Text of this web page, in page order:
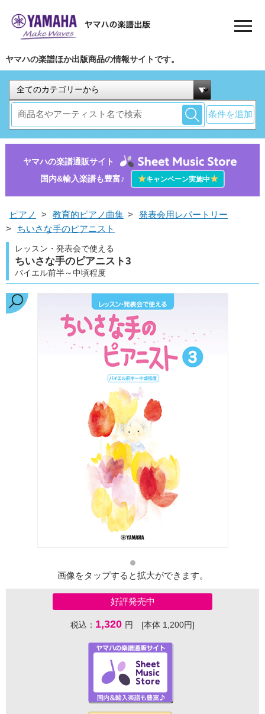
ヤマハの楽譜ほか出版商品の情報サイトです。
条件を追加
ヤマハの楽譜通販サイト
国内&輸入楽譜も豊富♪
★キャンペーン実施中★
ピアノ > 教育的ピアノ曲集 >
発表会用レパートリー
>
ちいさな手のピアニスト
レッスン・発表会で使える
ちいさな手のピアニスト3
バイエル前半～中頃程度
画像をタップすると拡大ができます。
好評発売中
税込： 1,320 円 [本体 1,200円]